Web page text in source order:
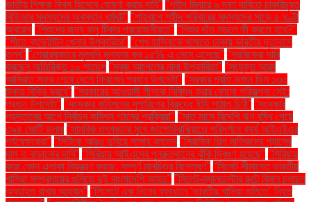
জাতীয় শিক্ষক দিবস হিসেবে ঘোষণা করার দাবি" "শহীদ মিনারে ৬ দফা দাবিতে চাকরিচ্যুত
বিডিআর সদস্যদের অবস্থান ধর্মঘট" "শাহবাগে শহীদ পরিবারের সদস্যদের সাড়ে ৫ ঘণ্টা
অবরোধ "শিশুদের জন্য ফ্লু টিকার প্রয়োজনীয়তা" "শিশুর দাঁত নড়লে কী করতে হবে?"
"শীতে ব্যাডমিন্টন খেলার উপকারিতা" "শেখ হাসিনাকে থামাতে ঢাকায় ভারতীয় দূতাবাসে
তলব" "শেয়ারবাজারে মূলধনি মুনাফার কর ১৫% এ নেমে এসেছে" "শ্রমিকেরা দাবি
করছেন অতিরিক্ত ১০ শতাংশ "সবুজ আপেলের নানা উপকারিতা" "সংযুক্ত আরব
আমিরাত সফর শেষে দেশে ফিরলেন প্রধান উপদেষ্টা" "সরকার প্রতি ডজন ডিম ১৩০
টাকায় বিক্রি করবে" "সরকারের আওয়ামী লীগকে নিষিদ্ধ করার কোনো পরিকল্পনা নেই:
প্রধান উপদেষ্টা" "সংস্কার কমিশনের সুপারিশের বিরুদ্ধে ইসি পাঠাল চিঠি" "সংস্কার
প্রস্তাবের আগে নির্বাচন কমিশন গঠনের প্রক্রিয়া" "সাত মাসে বিদেশি ঋণ বৃদ্ধি পেয়ে
৩৯৪ কোটি ডলার "সামরিক তৎপরতার মুখে জাপোরিঝঝিয়াতে পরিদর্শনে ব্যর্থ আইএইএর
পর্যবেক্ষকেরা" "সিটিকে আরও ডুবিয়ে সালাহ বললেন "সিরামিক শিল্প মালিকদের গ্যাসের
দাম না বাড়ানোর দাবি" "সিরিয়ায় আইএসের পুনরুত্থানের ঝুঁকি দ্বিগুণ হয়েছে" "সিরিয়ায়
কারা কোন এলাকা নিয়ন্ত্রণ করছে: সম্পূর্ণ মানচিত্র বিশ্লেষণ" "সিলেট সীমান্তে ভারতীয়
খাসিয়া সম্প্রদায়ের গুলিতে দুই বাংলাদেশি আহত" "সিলেট-ম্যানচেস্টার রুটে বিমান চলাচল
অব্যাহত রাখার আহ্বান" "সিলেটে এক দিনের ব্যবধানে ‘ভারতীয় খাসিয়া গু‌লিতে’ নিহত